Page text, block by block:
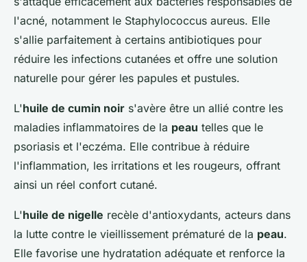
l'acné, notamment le Staphylococcus aureus. Elle
s'allie parfaitement à certains antibiotiques pour
réduire les infections cutanées et offre une solution
naturelle pour gérer les papules et pustules.
L'huile de cumin noir s'avère être un allié contre les
maladies inflammatoires de la peau telles que le
psoriasis et l'eczéma. Elle contribue à réduire
l'inflammation, les irritations et les rougeurs, offrant
ainsi un réel confort cutané.
L'huile de nigelle recèle d'antioxydants, acteurs dans
la lutte contre le vieillissement prématuré de la peau.
Elle favorise une hydratation adéquate et renforce la